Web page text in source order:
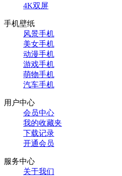
4K双屏
手机壁纸
风景手机
美女手机
动漫手机
游戏手机
萌物手机
汽车手机
用户中心
会员中心
我的收藏夹
下载记录
开通会员
服务中心
关于我们